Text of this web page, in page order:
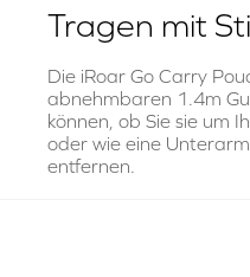
Tragen mit
Die iRoar Go Carry
abnehmbaren 1.4m
können, ob Sie sie um
oder wie eine
entfernen.